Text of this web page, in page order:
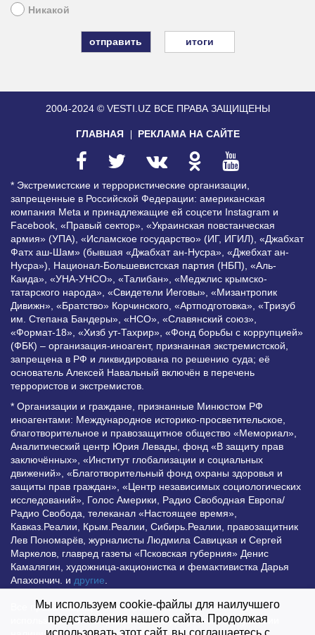
Никакой
итоги
2004-2024 © VESTI.UZ ВСЕ ПРАВА ЗАЩИЩЕНЫ
ГЛАВНАЯ РЕКЛАМА НА САЙТЕ
* Экстремистские и террористические организации,
запрещенные в Российской Федерации: американская
компания Meta и принадлежащие ей соцсети Instagram и
Facebook, «Правый сектор», «Украинская повстанческая
армия» (УПА), «Исламское государство» (ИГ, ИГИЛ), «Джабхат
Фатх аш-Шам» (бывшая «Джабхат ан-Нусра», «Джебхат ан-
Нусра»), Национал-Большевистская партия (НБП), «Аль-
Каида», «УНА-УНСО», «Талибан», «Меджлис крымско-
татарского народа», «Свидетели Иеговы», «Мизантропик
Дивижн», «Братство» Корчинского, «Артподготовка», «Тризуб
им. Степана Бандеры», «НСО», «Славянский союз»,
«Формат-18», «Хизб ут-Тахрир», «Фонд борьбы с коррупцией»
(ФБК) – организация-иноагент, признанная экстремистской,
запрещена в РФ и ликвидирована по решению суда; её
основатель Алексей Навальный включён в перечень
террористов и экстремистов.
* Организации и граждане, признанные Минюстом РФ
иноагентами: Международное историко-просветительское,
благотворительное и правозащитное общество «Мемориал»,
Аналитический центр Юрия Левады, фонд «В защиту прав
заключённых», «Институт глобализации и социальных
движений», «Благотворительный фонд охраны здоровья и
защиты прав граждан», «Центр независимых социологических
исследований», Голос Америки, Радио Свободная Европа/
Радио Свобода, телеканал «Настоящее время»,
Кавказ.Реалии, Крым.Реалии, Сибирь.Реалии, правозащитник
Лев Пономарёв, журналисты Людмила Савицкая и Сергей
Маркелов, главред газеты «Псковская губерния» Денис
Камалягин, художница-акционистка и фемактивистка Дарья
Апахончич. и другие.
Все права защищены и охраняются законом. Любое
использование материалов сайта допустимо при условии
Мы используем cookie-файлы для наилучшего
представления нашего сайта. Продолжая